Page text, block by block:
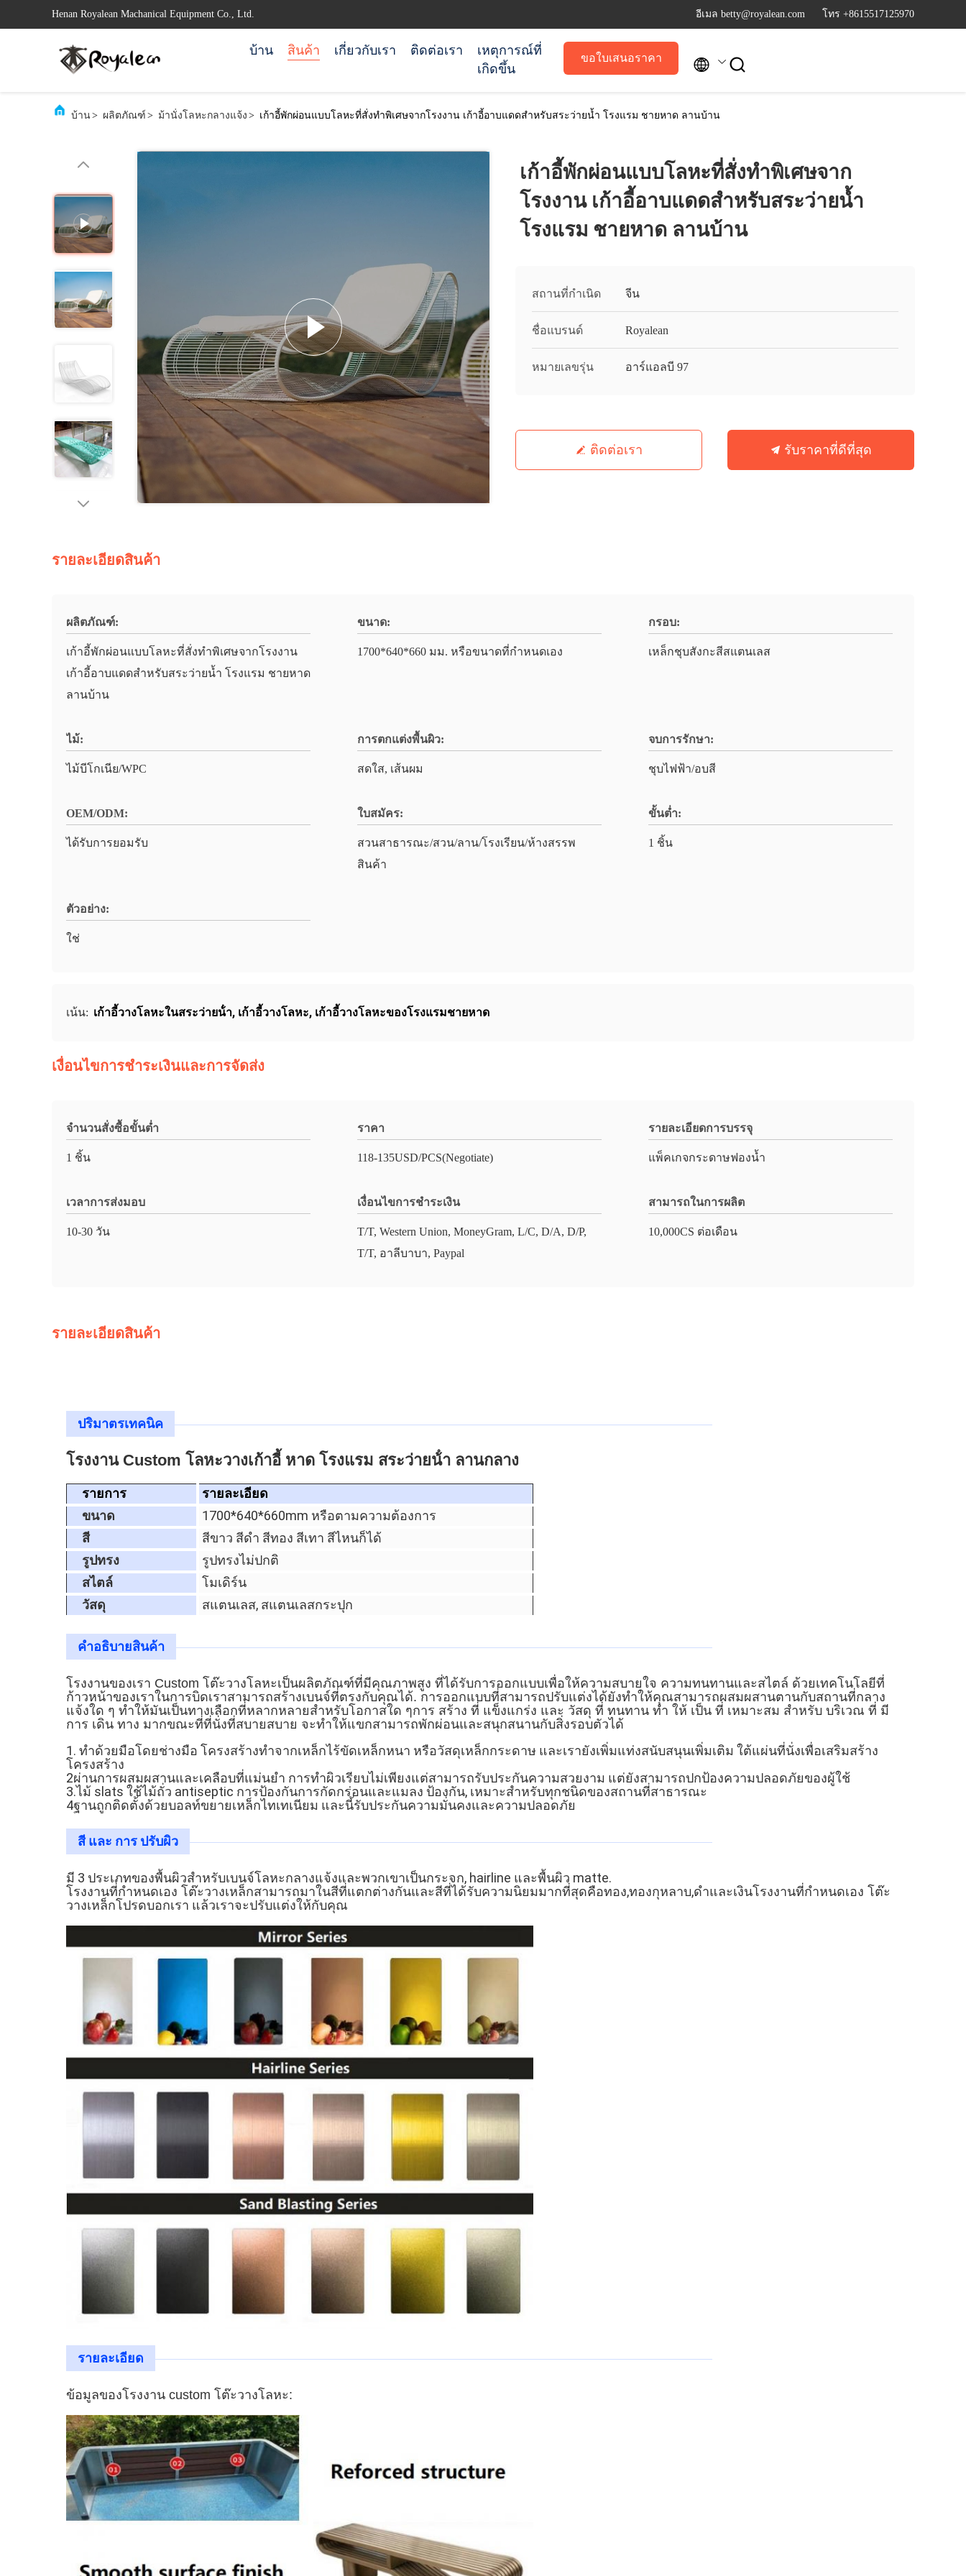
Henan Royalean Machanical Equipment Co., Ltd. อีเมล betty@royalean.com โทร +8615517125970
บ้าน สินค้า เกี่ยวกับเรา ติดต่อเรา
เหตุการณ์ที่
เกิดขึ้น
ขอใบเสนอราคา  
บ้าน> ผลิตภัณฑ์ > ม้านั่งโลหะกลางแจ้ง > เก้าอี้พักผ่อนแบบโลหะที่สั่งทำพิเศษจากโรงงาน เก้าอี้อาบแดดสำหรับสระว่ายน้ำ โรงแรม ชายหาด ลานบ้าน
เก้าอี้พักผ่อนแบบโลหะที่สั่งทำพิเศษจาก
โรงงาน เก้าอี้อาบแดดสำหรับสระว่ายน้ำ
โรงแรม ชายหาด ลานบ้าน
สถานที่กำเนิด จีน
ชื่อแบรนด์ Royalean
หมายเลขรุ่น อาร์แอลบี 97
ติดต่อเรา รับราคาที่ดีที่สุด
รายละเอียดสินค้า
ผลิตภัณฑ์:
เก้าอี้พักผ่อนแบบโลหะที่สั่งทำพิเศษจากโรงงาน
เก้าอี้อาบแดดสำหรับสระว่ายน้ำ โรงแรม ชายหาด
ลานบ้าน
ขนาด:
1700*640*660 มม. หรือขนาดที่กำหนดเอง
กรอบ:
เหล็กชุบสังกะสีสแตนเลส
ไม้:
ไม้บีโกเนีย/WPC
การตกแต่งพื้นผิว:
สดใส, เส้นผม
จบการรักษา:
ชุบไฟฟ้า/อบสี
OEM/ODM:
ได้รับการยอมรับ
ใบสมัคร:
สวนสาธารณะ/สวน/ลาน/โรงเรียน/ห้างสรรพ
สินค้า
ขั้นต่ำ:
1 ชิ้น
ตัวอย่าง:
ใช่
เน้น: เก้าอี้วางโลหะในสระว่ายน้ํา, เก้าอี้วางโลหะ, เก้าอี้วางโลหะของโรงแรมชายหาด
เงื่อนไขการชำระเงินและการจัดส่ง
จำนวนสั่งซื้อขั้นต่ำ
1 ชิ้น
ราคา
118-135USD/PCS(Negotiate)
รายละเอียดการบรรจุ
แพ็คเกจกระดาษฟองน้ำ
เวลาการส่งมอบ
10-30 วัน
เงื่อนไขการชำระเงิน
T/T, Western Union, MoneyGram, L/C, D/A, D/P,
T/T, อาลีบาบา, Paypal
สามารถในการผลิต
10,000CS ต่อเดือน
รายละเอียดสินค้า
ปริมาตรเทคนิค
โรงงาน Custom โลหะวางเก้าอี้ หาด โรงแรม สระว่ายน้ํา ลานกลาง
รายการ
รายละเอียด
ขนาด
1700*640*660mm หรือตามความต้องการ
สี
สีขาว สีดํา สีทอง สีเทา สีไหนก็ได้
รูปทรง
รูปทรงไม่ปกติ
สไตล์
โมเดิร์น
วัสดุ
สแตนเลส, สแตนเลสกระปุก
คําอธิบายสินค้า
โรงงานของเรา Custom โต๊ะวางโลหะเป็นผลิตภัณฑ์ที่มีคุณภาพสูง ที่ได้รับการออกแบบเพื่อให้ความสบายใจ ความทนทานและสไตล์ ด้วยเทคโนโลยีที่
ก้าวหน้าของเราในการบิดเราสามารถสร้างเบนจ์ที่ตรงกับคุณได้. การออกแบบที่สามารถปรับแต่งได้ยังทําให้คุณสามารถผสมผสานตานกับสถานที่กลาง
แจ้งใด ๆ ทําให้มันเป็นทางเลือกที่หลากหลายสําหรับโอกาสใด ๆการ สร้าง ที่ แข็งแกร่ง และ วัสดุ ที่ ทนทาน ทํา ให้ เป็น ที่ เหมาะสม สําหรับ บริเวณ ที่ มี
การ เดิน ทาง มากขณะที่ที่นั่งที่สบายสบาย จะทําให้แขกสามารถพักผ่อนและสนุกสนานกับสิ่งรอบตัวได้
1. ทําด้วยมือโดยช่างมือ โครงสร้างทําจากเหล็กไร้ขัดเหล็กหนา หรือวัสดุเหล็กกระดาษ และเรายังเพิ่มแท่งสนับสนุนเพิ่มเติม ใต้แผ่นที่นั่งเพื่อเสริมสร้าง
โครงสร้าง
2ผ่านการผสมผสานและเคลือบที่แม่นยํา การทําผิวเรียบไม่เพียงแต่สามารถรับประกันความสวยงาม แต่ยังสามารถปกป้องความปลอดภัยของผู้ใช้
3.ไม้ slats ใช้ไม้ถั่ว antiseptic การป้องกันการกัดกร่อนและแมลง ป้องกัน, เหมาะสําหรับทุกชนิดของสถานที่สาธารณะ
4ฐานถูกติดตั้งด้วยบอลท์ขยายเหล็กไทเทเนียม และนี้รับประกันความมั่นคงและความปลอดภัย
สี และ การ ปรับผิว
มี 3 ประเภทของพื้นผิวสําหรับเบนจ์โลหะกลางแจ้งและพวกเขาเป็นกระจก, hairline และพื้นผิว matte.
โรงงานที่กําหนดเอง โต๊ะวางเหล็กสามารถมาในสีที่แตกต่างกันและสีที่ได้รับความนิยมมากที่สุดคือทอง,ทองกุหลาบ,ดําและเงินโรงงานที่กําหนดเอง โต๊ะ
วางเหล็กโปรดบอกเรา แล้วเราจะปรับแต่งให้กับคุณ
รายละเอียด
ข้อมูลของโรงงาน custom โต๊ะวางโลหะ: